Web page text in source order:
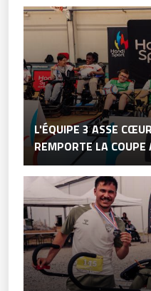
L'ÉQUIPE 3 ASSE
REMPORTE LA COUPE